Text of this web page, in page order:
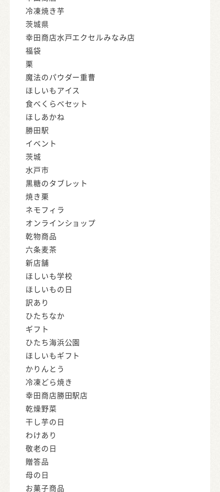
冷凍焼き芋
茨城県
幸田商店水戸エクセルみなみ店
福袋
栗
魔法のパウダー重曹
ほしいもアイス
食べくらべセット
ほしあかね
勝田駅
イベント
茨城
水戸市
黒糖のタブレット
焼き栗
ネモフィラ
オンラインショップ
乾物商品
六条麦茶
新店舗
ほしいも学校
ほしいもの日
訳あり
ひたちなか
ギフト
ひたち海浜公園
ほしいもギフト
かりんとう
冷凍どら焼き
幸田商店勝田駅店
乾燥野菜
干し芋の日
わけあり
敬老の日
贈答品
母の日
お菓子商品